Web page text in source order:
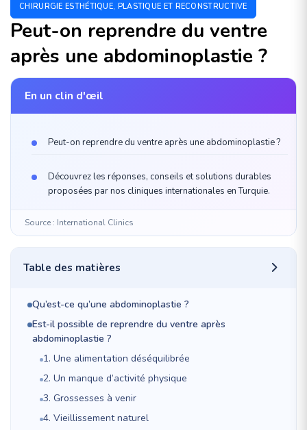
CHIRURGIE ESTHÉTIQUE, PLASTIQUE ET RECONSTRUCTIVE
Peut-on reprendre du ventre
après une abdominoplastie ?
En un clin d'œil
Peut-on reprendre du ventre après une abdominoplastie ?
Découvrez les réponses, conseils et solutions durables
proposées par nos cliniques internationales en Turquie.
Source : International Clinics
Table des matières
Qu’est-ce qu’une abdominoplastie ?
Est-il possible de reprendre du ventre après
abdominoplastie ?
1. Une alimentation déséquilibrée
2. Un manque d’activité physique
3. Grossesses à venir
4. Vieillissement naturel